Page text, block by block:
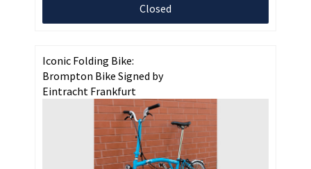
Closed
Iconic Folding Bike:
Brompton Bike Signed by
Eintracht Frankfurt